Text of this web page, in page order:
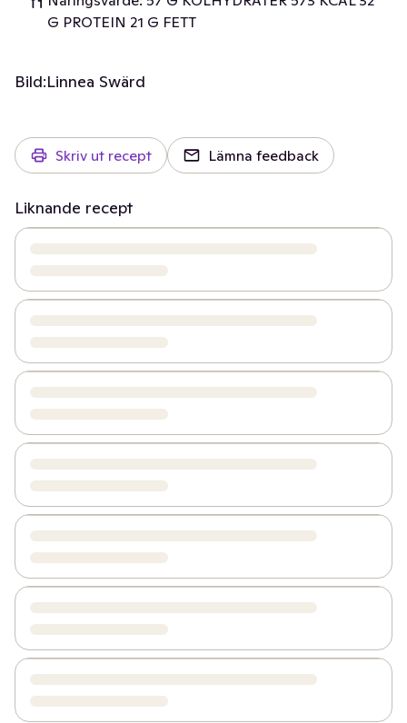
G PROTEIN 21 G FETT
Bild:Linnea Swärd
Skriv ut recept Lämna feedback
Liknande recept